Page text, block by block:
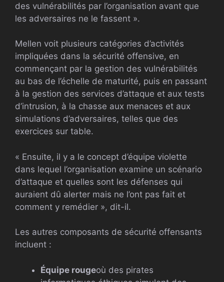
des vulnérabilités par l’organisation avant que
les adversaires ne le fassent ».
Mellen voit plusieurs catégories d’activités
impliquées dans la sécurité offensive, en
commençant par la gestion des vulnérabilités
au bas de l’échelle de maturité, puis en passant
à la gestion des services d’attaque et aux tests
d’intrusion, à la chasse aux menaces et aux
simulations d’adversaires, telles que des
exercices sur table.
« Ensuite, il y a le concept d’équipe violette
dans lequel l’organisation examine un scénario
d’attaque et quelles sont les défenses qui
auraient dû alerter mais ne l’ont pas fait et
comment y remédier », dit-il.
Les autres composants de sécurité offensants
incluent :
Équipe rougeoù des pirates